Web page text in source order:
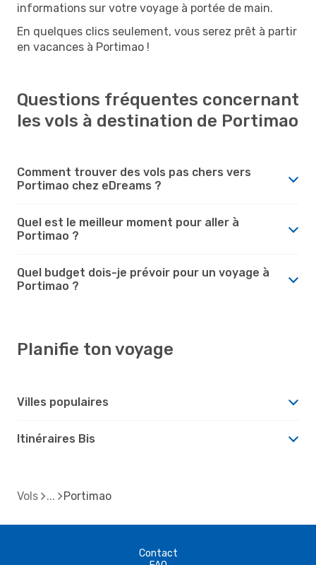
informations sur votre voyage à portée de main.
En quelques clics seulement, vous serez prêt à partir
en vacances à Portimao !
Questions fréquentes concernant
les vols à destination de Portimao
Comment trouver des vols pas chers vers
Portimao chez eDreams ?
Quel est le meilleur moment pour aller à
Portimao ?
Quel budget dois-je prévoir pour un voyage à
Portimao ?
Planifie ton voyage
Villes populaires
Itinéraires Bis
Vols Portimao
Contact